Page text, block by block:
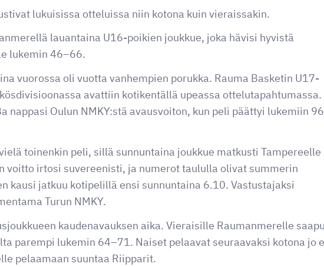
lukuisissa otteluissa niin kotona kuin vieraissakin.
lauantaina U16-poikien joukkue, joka hävisi hyvistä
lukemin 46–66.
vuorossa oli vuotta vanhempien porukka. Rauma Basketin U17-
avattiin kotikentällä upeassa ottelutapahtumassa.
nappasi Oulun NMKY:stä avausvoiton, kun peli päättyi lukemiin
toinenkin peli, sillä sunnuntaina joukkue matkusti Tampereelle
voitto irtosi suvereenisti, ja numerot taululla olivat summerin
kausi jatkuu kotipelillä ensi sunnuntaina 6.10. Vastustajaksi
Turun NMKY.
kaudenavauksen aika. Vieraisille Raumanmerelle
parempi lukemin 64–71. Naiset pelaavat seuraavaksi kotona jo
pelaamaan suuntaa Riipparit.